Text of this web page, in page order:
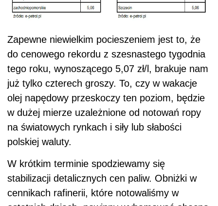
Zapewne niewielkim pocieszeniem jest to, że
do cenowego rekordu z szesnastego tygodnia
tego roku, wynoszącego 5,07 zł/l, brakuje nam
już tylko czterech groszy. To, czy w wakacje
olej napędowy przeskoczy ten poziom, będzie
w dużej mierze uzależnione od notowań ropy
na światowych rynkach i siły lub słabości
polskiej waluty.
W krótkim terminie spodziewamy się
stabilizacji detalicznych cen paliw. Obniżki w
cennikach rafinerii, które notowaliśmy w